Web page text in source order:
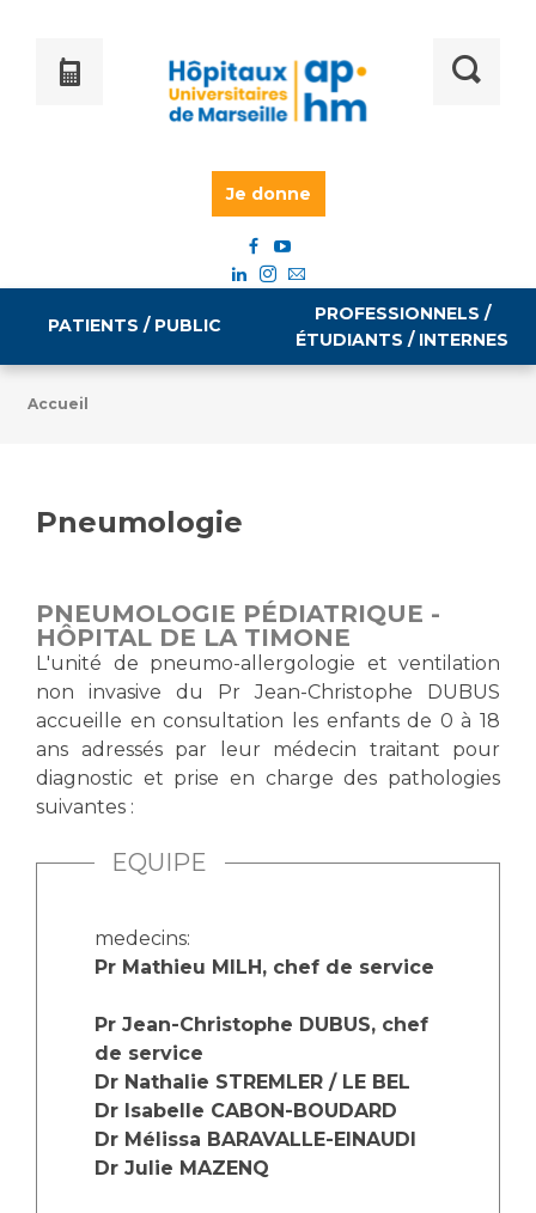
Je donne
PATIENTS / PUBLIC
Tarifs
Vous allez être hospitalisé(e)
Vous avez un examen d'imagerie ou de radiologie
à réaliser
Vous avez une analyse à réaliser
Vous venez en consultation
myaphm, votre espace santé en ligne
Infos COVID-19
Culture à l'hôpital
Laïcité et cultes
Les associations
Livret d'accueil
Salon des familles
Transports sanitaires
Vos droits, vos devoirs
PROFESSIONNELS /
ÉTUDIANTS / INTERNES
Emploi / formation
Emplois administratifs
Emplois médicaux
Espace Formation
Étudiants hospitaliers
Emplois techniques et médico-techniques
Emplois divers
Statuts
La recherche clinique à l'AP-HM
Les structures de recherche
Écoles et Instituts de Formation
Accueil
Pneumologie
PNEUMOLOGIE PÉDIATRIQUE -
HÔPITAL DE LA TIMONE
L'unité de pneumo-allergologie et ventilation
non invasive du Pr Jean-Christophe DUBUS
accueille en consultation les enfants de 0 à 18
ans adressés par leur médecin traitant pour
diagnostic et prise en charge des pathologies
suivantes :
EQUIPE
medecins:
Pr Mathieu MILH, chef de service
Pr Jean-Christophe DUBUS, chef
de service
Dr Nathalie STREMLER / LE BEL
Dr Isabelle CABON-BOUDARD
Dr Mélissa BARAVALLE-EINAUDI
Dr Julie MAZENQ